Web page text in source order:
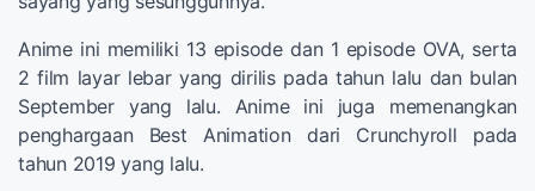
Anime ini memiliki 13 episode dan 1 episode OVA, serta
2 film layar lebar yang dirilis pada tahun lalu dan bulan
September yang lalu. Anime ini juga memenangkan
penghargaan Best Animation dari Crunchyroll pada
tahun 2019 yang lalu.